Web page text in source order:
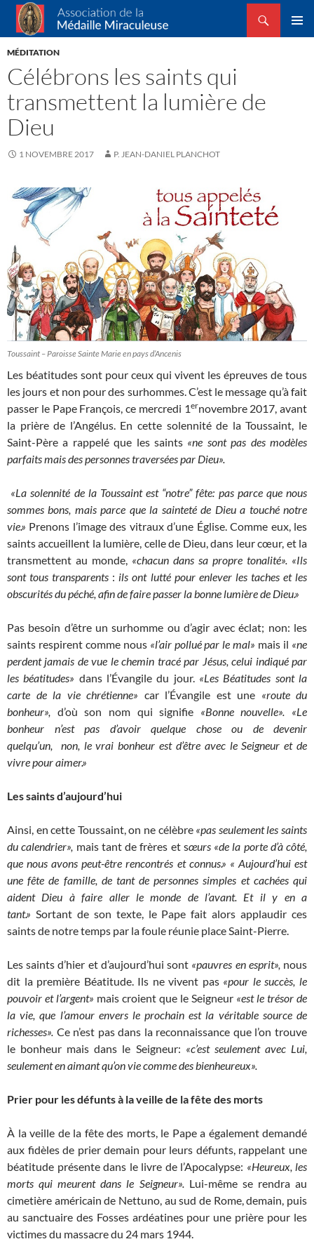
Association de la Médaille Miraculeuse
Recherche
ALLER
AU
MÉDITATION
Célébrons les saints qui
transmettent la lumière de
Dieu
1 NOVEMBRE 2017 P. JEAN-DANIEL PLANCHOT
Toussaint – Paroisse Sainte Marie en pays d’Ancenis
Les béatitudes sont pour ceux qui vivent les épreuves de tous
les jours et non pour des surhommes. C’est le message qu’à fait
passer le Pape François, ce mercredi 1ernovembre 2017, avant
la prière de l’Angélus. En cette solennité de la Toussaint, le
Saint-Père a rappelé que les saints «ne sont pas des modèles
parfaits mais des personnes traversées par Dieu».
«La solennité de la Toussaint est “notre” fête: pas parce que nous
sommes bons, mais parce que la sainteté de Dieu a touché notre
vie.» Prenons l’image des vitraux d’une Église. Comme eux, les
saints accueillent la lumière, celle de Dieu, dans leur cœur, et la
transmettent au monde, «chacun dans sa propre tonalité». «Ils
sont tous transparents : ils ont lutté pour enlever les taches et les
obscurités du péché, afin de faire passer la bonne lumière de Dieu.»
Pas besoin d’être un surhomme ou d’agir avec éclat; non: les
saints respirent comme nous «l’air pollué par le mal» mais il «ne
perdent jamais de vue le chemin tracé par Jésus, celui indiqué par
les béatitudes» dans l’Évangile du jour. «Les Béatitudes sont la
carte de la vie chrétienne» car l’Évangile est une «route du
bonheur»,
d’où son nom qui signifie «Bonne nouvelle».
«Le
bonheur n’est pas d’avoir quelque chose ou de devenir
quelqu’un,
non, le vrai bonheur est d’être avec le Seigneur et de
vivre pour aimer.»
Les saints d’aujourd’hui
Ainsi, en cette Toussaint, on ne célèbre «pas seulement les saints
du calendrier», mais tant de frères et sœurs «de la porte d’à côté,
que nous avons peut-être rencontrés et connus.» « Aujourd’hui est
une fête de famille, de tant de personnes simples et cachées qui
aident Dieu à faire aller le monde de l’avant. Et il y en a
tant.» Sortant de son texte, le Pape fait alors applaudir ces
saints de notre temps par la foule réunie place Saint-Pierre.
Les saints d’hier et d’aujourd’hui sont «pauvres en esprit», nous
dit la première Béatitude. Ils ne vivent pas «pour le succès, le
pouvoir et l’argent» mais croient que le Seigneur «est le trésor de
la vie, que l’amour envers le prochain est la véritable source de
richesses». Ce n’est pas dans la reconnaissance que l’on trouve
le bonheur mais dans le Seigneur: «c’est seulement avec Lui,
seulement en aimant qu’on vie comme des bienheureux».
Prier pour les défunts à la veille de la fête des morts
À la veille de la fête des morts, le Pape a également demandé
aux fidèles de prier demain pour leurs défunts, rappelant une
béatitude présente dans le livre de l’Apocalypse: «Heureux, les
morts qui meurent dans le Seigneur». Lui-même se rendra au
cimetière américain de Nettuno, au sud de Rome, demain, puis
au sanctuaire des Fosses ardéatines pour une prière pour les
victimes du massacre du 24 mars 1944.